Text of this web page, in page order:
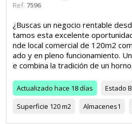
Ref. 7596
¿Buscas un negocio rentable
tamos esta excelente
nde local comercial de 120m2
ado y en pleno funcionamiento.
e combina la tradición de un
Actualizado hace 18 días Estado
Superficie 120 m2 Almacenes1